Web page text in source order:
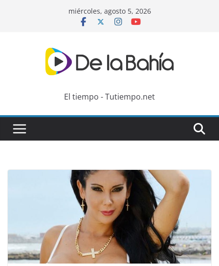
miércoles, agosto 5, 2026
El tiempo - Tutiempo.net